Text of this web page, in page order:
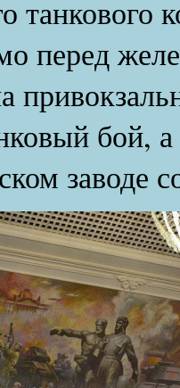
танкового
перед
бой, а
заводе